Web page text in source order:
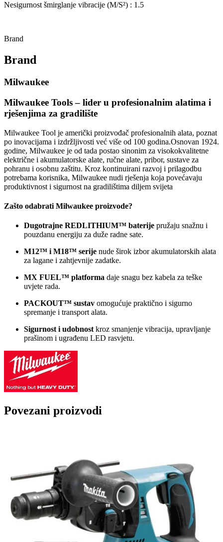
Nesigurnost šmirglanje vibracije (M/S²) : 1.5
Brand
Brand
Milwaukee
Milwaukee Tools – lider u profesionalnim alatima i
rješenjima za gradilište
Milwaukee Tool je američki proizvođač profesionalnih alata, poznat
po inovacijama i izdržljivosti već više od 100 godina.Osnovan 1924.
godine, Milwaukee je od tada postao sinonim za visokokvalitetne
električne i akumulatorske alate, ručne alate, pribor, sustave za
pohranu i osobnu zaštitu. Kroz kontinuirani razvoj i prilagodbu
potrebama korisnika, Milwaukee nudi rješenja koja povećavaju
produktivnost i sigurnost na gradilištima diljem svijeta
Zašto odabrati Milwaukee proizvode?
Dugotrajne REDLITHIUM™ baterije pružaju snažnu i
pouzdanu energiju za duže radne sate.
M12™ i M18™ serije nude širok izbor akumulatorskih alata
za lagane i zahtjevnije zadatke.
MX FUEL™ platforma daje snagu bez kabela za teške
uvjete rada.
PACKOUT™ sustav omogućuje praktično i sigurno
spremanje i transport alata.
Sigurnost i udobnost kroz smanjenje vibracija, upravljanje
prašinom i ugrađenu LED rasvjetu.
Povezani proizvodi